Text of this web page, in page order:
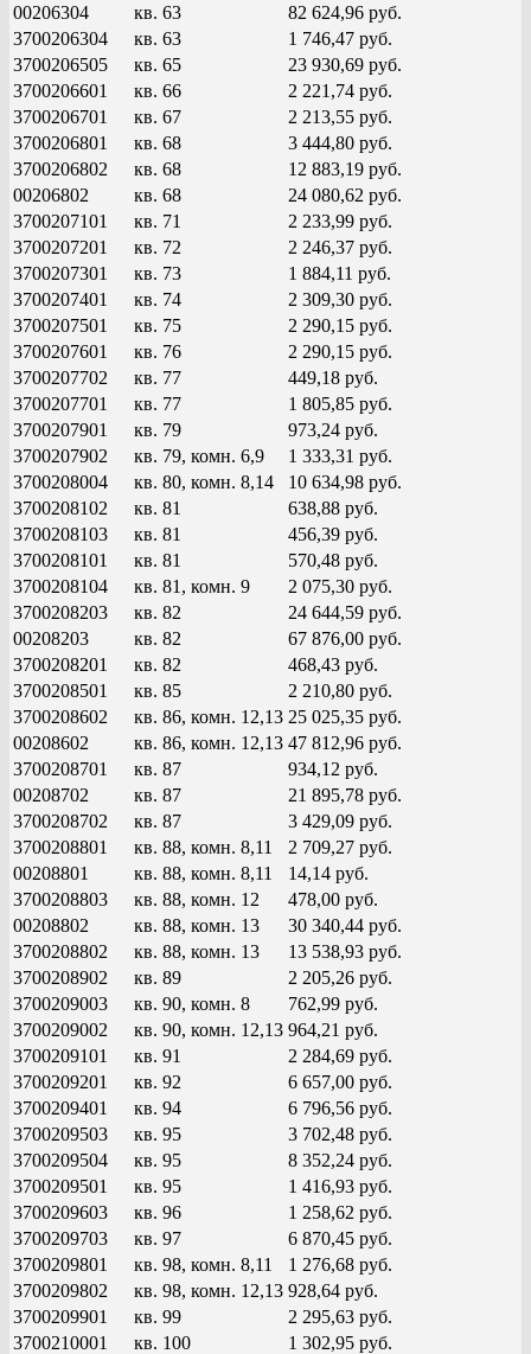
00206304
кв. 63
82 624,96 руб.
3700206304
кв. 63
1 746,47 руб.
3700206505
кв. 65
23 930,69 руб.
3700206601
кв. 66
2 221,74 руб.
3700206701
кв. 67
2 213,55 руб.
3700206801
кв. 68
3 444,80 руб.
3700206802
кв. 68
12 883,19 руб.
00206802
кв. 68
24 080,62 руб.
3700207101
кв. 71
2 233,99 руб.
3700207201
кв. 72
2 246,37 руб.
3700207301
кв. 73
1 884,11 руб.
3700207401
кв. 74
2 309,30 руб.
3700207501
кв. 75
2 290,15 руб.
3700207601
кв. 76
2 290,15 руб.
3700207702
кв. 77
449,18 руб.
3700207701
кв. 77
1 805,85 руб.
3700207901
кв. 79
973,24 руб.
3700207902
кв. 79, комн. 6,9
1 333,31 руб.
3700208004
кв. 80, комн. 8,14
10 634,98 руб.
3700208102
кв. 81
638,88 руб.
3700208103
кв. 81
456,39 руб.
3700208101
кв. 81
570,48 руб.
3700208104
кв. 81, комн. 9
2 075,30 руб.
3700208203
кв. 82
24 644,59 руб.
00208203
кв. 82
67 876,00 руб.
3700208201
кв. 82
468,43 руб.
3700208501
кв. 85
2 210,80 руб.
3700208602
кв. 86, комн. 12,13 25 025,35 руб.
00208602
кв. 86, комн. 12,13 47 812,96 руб.
3700208701
кв. 87
934,12 руб.
00208702
кв. 87
21 895,78 руб.
3700208702
кв. 87
3 429,09 руб.
3700208801
кв. 88, комн. 8,11
2 709,27 руб.
00208801
кв. 88, комн. 8,11
14,14 руб.
3700208803
кв. 88, комн. 12
478,00 руб.
00208802
кв. 88, комн. 13
30 340,44 руб.
3700208802
кв. 88, комн. 13
13 538,93 руб.
3700208902
кв. 89
2 205,26 руб.
3700209003
кв. 90, комн. 8
762,99 руб.
3700209002
кв. 90, комн. 12,13 964,21 руб.
3700209101
кв. 91
2 284,69 руб.
3700209201
кв. 92
6 657,00 руб.
3700209401
кв. 94
6 796,56 руб.
3700209503
кв. 95
3 702,48 руб.
3700209504
кв. 95
8 352,24 руб.
3700209501
кв. 95
1 416,93 руб.
3700209603
кв. 96
1 258,62 руб.
3700209703
кв. 97
6 870,45 руб.
3700209801
кв. 98, комн. 8,11
1 276,68 руб.
3700209802
кв. 98, комн. 12,13 928,64 руб.
3700209901
кв. 99
2 295,63 руб.
3700210001
кв. 100 1 302,95 руб.